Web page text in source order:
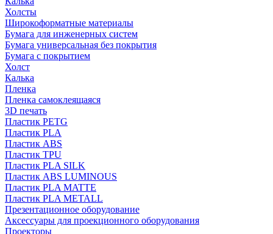
Холсты
Широкоформатные материалы
Бумага для инженерных систем
Бумага универсальная без покрытия
Бумага с покрытием
Холст
Калька
Пленка
Пленка самоклеящаяся
3D печать
Пластик PETG
Пластик PLA
Пластик ABS
Пластик TPU
Пластик PLA SILK
Пластик ABS LUMINOUS
Пластик PLA MATTE
Пластик PLA METALL
Презентационное оборудование
Аксессуары для проекционного оборудования
Проекторы